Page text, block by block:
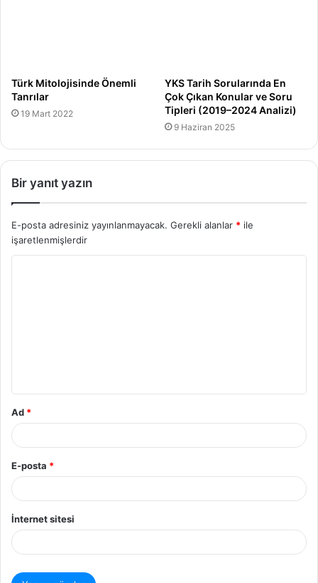
Türk Mitolojisinde Önemli
Tanrılar
19 Mart 2022
YKS Tarih Sorularında En
Çok Çıkan Konular ve Soru
Tipleri (2019–2024 Analizi)
9 Haziran 2025
Bir yanıt yazın
E-posta adresiniz yayınlanmayacak. Gerekli alanlar * ile
işaretlenmişlerdir
Ad *
E-posta *
İnternet sitesi